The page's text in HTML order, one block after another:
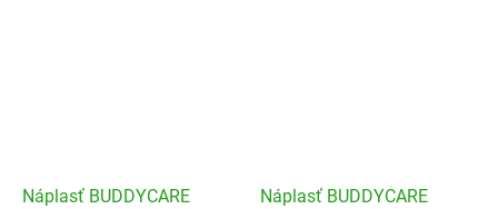
Náplasť BUDDYCARE
Náplasť BUDDYCARE